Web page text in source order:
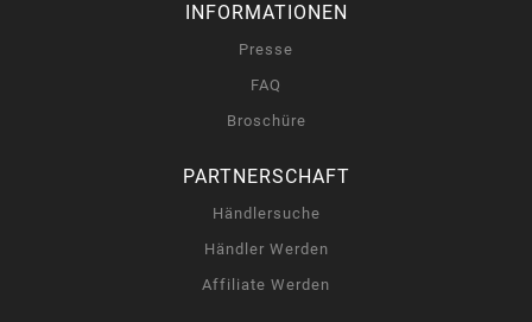
INFORMATIONEN
Presse
FAQ
Broschüre
PARTNERSCHAFT
Händlersuche
Händler Werden
Affiliate Werden